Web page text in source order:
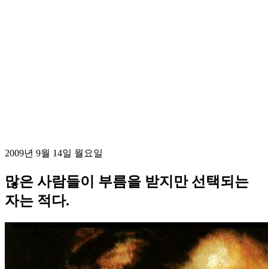
2009년 9월 14일 월요일
많은 사람들이 부름을 받지만 선택되는
자는 적다.